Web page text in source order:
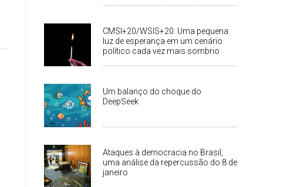
CMSI+20/WSIS+20: Uma pequena
luz de esperança em um cenário
político cada vez mais sombrio
Um balanço do choque do
DeepSeek
Ataques à democracia no Brasil,
uma análise da repercussão do 8 de
janeiro